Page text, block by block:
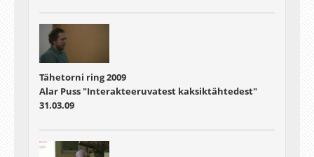
Tähetorni ring 2009
Alar Puss "Interakteeruvatest kaksiktähtedest"
31.03.09